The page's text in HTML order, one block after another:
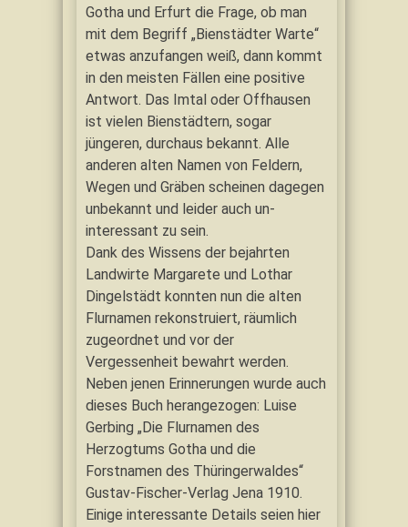
Gotha und Erfurt die Frage, ob man
mit dem Begriff „Bienstädter Warte“
etwas anzufangen weiß, dann kommt
in den meisten Fällen eine positive
Antwort. Das Imtal oder Offhausen
ist vielen Bienstädtern, sogar
jüngeren, durchaus bekannt. Alle
anderen alten Namen von Feldern,
Wegen und Gräben scheinen dagegen
unbekannt und leider auch un-
interessant zu sein.
Dank des Wissens der bejahrten
Landwirte Margarete und Lothar
Dingelstädt konnten nun die alten
Flurnamen rekonstruiert, räumlich
zugeordnet und vor der
Vergessenheit bewahrt werden.
Neben jenen Erinnerungen wurde auch
dieses Buch herangezogen: Luise
Gerbing „Die Flurnamen des
Herzogtums Gotha und die
Forstnamen des Thüringerwaldes“
Gustav-Fischer-Verlag Jena 1910.
Einige interessante Details seien hier